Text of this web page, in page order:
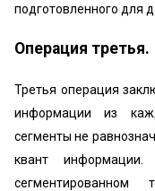
подготовленного для
Операция третья.
Третья операция
информации из
сегменты не
квант